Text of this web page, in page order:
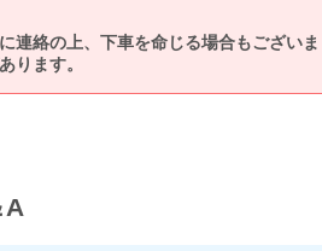
連絡の上、下車を命じる場合もございま
ります。
A